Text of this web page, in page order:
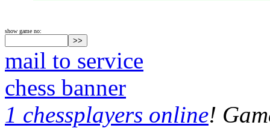
show game no:
mail to service
chess banner
1 chessplayers online!